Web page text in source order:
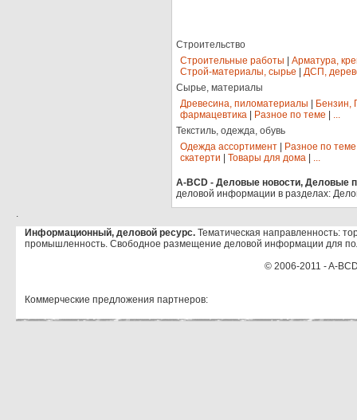
Строительство
Строительные работы
Арматура,
Строй-материалы, сырье
ДСП,
Сырье, материалы
Древесина, пиломатериалы
Бензин,
фармацевтика
Разное по теме
...
Текстиль, одежда, обувь
Одежда ассортимент
Разное по теме
скатерти
Товары для дома ...
A-BCD - Деловые новости, Деловые
деловой информации в разделах:
.
Информационный, деловой ресурс. Тематическая направленность:
промышленность. Свободное размещение деловой информации для
© 2006-2011 - A-
Коммерческие предложения партнеров: